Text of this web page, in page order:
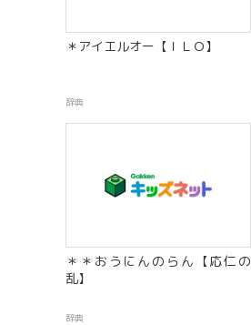
＊アイエルオー【ＩＬＯ】
辞典
＊＊おうにんのらん【応仁の
乱】
辞典